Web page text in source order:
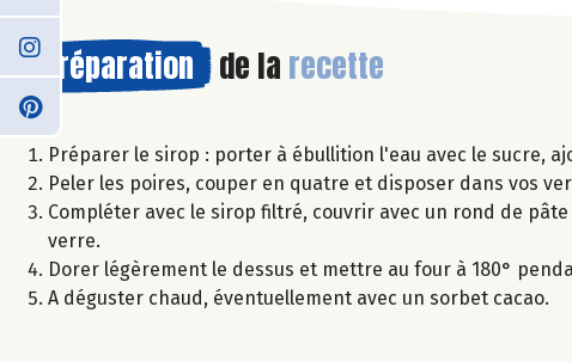
Préparation de la recette
Préparer le sirop : porter à ébullition l'eau avec le sucre,
Peler les poires, couper en quatre et disposer dans vos
Compléter avec le sirop filtré, couvrir avec un rond de
verre.
Dorer légèrement le dessus et mettre au four à 180°
A déguster chaud, éventuellement avec un sorbet cacao.